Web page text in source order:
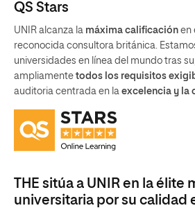
QS Stars
UNIR alcanza la máxima calificación en
reconocida consultora británica.
universidades en línea del mundo tras
ampliamente todos los requisitos
auditoria centrada en la excelencia y la
THE sitúa a UNIR en la élite
universitaria por su calidad